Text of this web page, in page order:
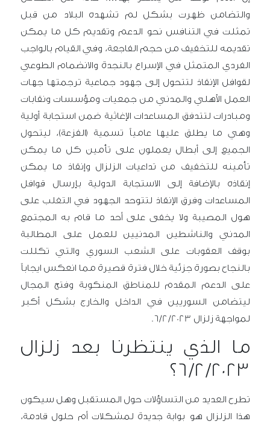
والتضامن ظهرت بشكل لم تشهده البلاد من قبل
تمثلت في التنافس نحو الدعم وتقديم كل ما يمكن
تقديمه للتخفيف من حجم الفاجعة، وفي القيام بالواجب
الفردي المتمثل في الإسراع بالنجدة والانضمام الطوعي
لقوافل الإنقاذ لتتحول إلى جهود جماعية ترجمتها جهات
العمل الأهلي والمدني من جمعيات ومؤسسات ونقابات
ومبادرات لتتدفق المساعدات الإغاثية ضمن استجابة أولية
وهي ما يطلق عليها عامياً تسمية (الفزعة)، ليتحول
الجميع إلى أبطال يعملون على تأمين كل ما يمكن
تأمينه للتخفيف من تداعيات الزلزال وإنقاذ ما يمكن
إنقاذه بالإضافة إلى الاستجابة الدولية بإرسال قوافل
المساعدات وفرق الإنقاذ لتتوحد الجهود في التغلب على
هول المصيبة ولا يخفى على أحد ما قام به المجتمع
المدني والناشطين المدنيين للعمل على المطالبة
بوقف العقوبات على الشعب السوري والتي تكللت
بالنجاح بصورة جزئية خلال فترة قصيرة مما انعكس ايجاباً
على الدعم المقدم للمناطق المنكوبة وفتح المجال
ليتضامن السوريين في الداخل والخارج بشكل أكبر
لمواجهة زلزال 6/2/2023.
ما الذي ينتظرنا بعد زلزال
6/2/2023؟
تطرح العديد من التساؤلات حول المستقبل وهل سيكون
هذا الزلزال هو بوابة جديدة لمشكلات أم حلول قادمة،